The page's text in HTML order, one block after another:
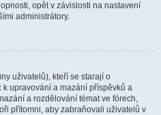
opět v závislosti na nastavení
administrátory.
uživatelů), kteří se starají o
upravování a mazání příspěvků a
a rozdělování témat ve fórech,
přítomni, aby zabraňovali uživatelů v